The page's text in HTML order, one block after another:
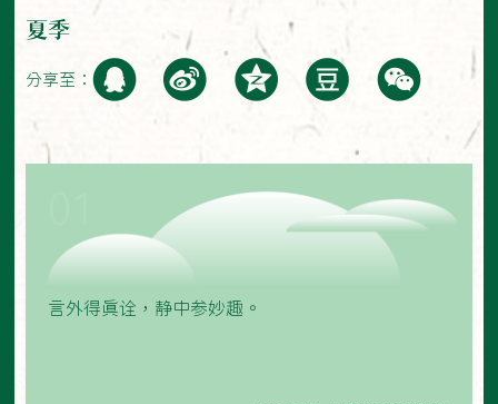
夏季
分享至：
言外得真诠，静中参妙趣。